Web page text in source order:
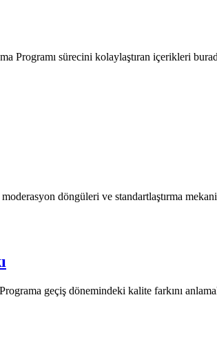
Programı sürecini kolaylaştıran içerikleri
döngüleri ve standartlaştırma
geçiş dönemindeki kalite farkını